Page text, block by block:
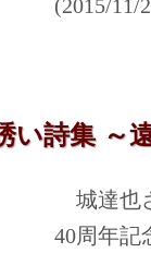
(2015/11/
い詩集 ～
城達也
40周年記